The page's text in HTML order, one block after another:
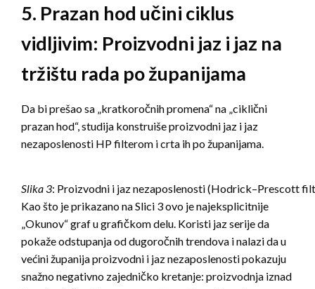
5. Prazan hod učini ciklus
vidljivim: Proizvodni jaz i jaz na
tržištu rada po županijama
Da bi prešao sa „kratkoročnih promena“ na „ciklični
prazan hod“, studija konstruiše proizvodni jaz i jaz
nezaposlenosti HP filterom i crta ih po županijama.
Slika 3: Proizvodni i jaz nezaposlenosti (Hodrick–Prescott
Kao što je prikazano na Slici 3 ovo je najeksplicitnije
„Okunov“ graf u grafičkom delu. Koristi jaz serije da
pokaže odstupanja od dugoročnih trendova i nalazi da u
većini županija proizvodni i jaz nezaposlenosti pokazuju
snažno negativno zajedničko kretanje: proizvodnja iznad